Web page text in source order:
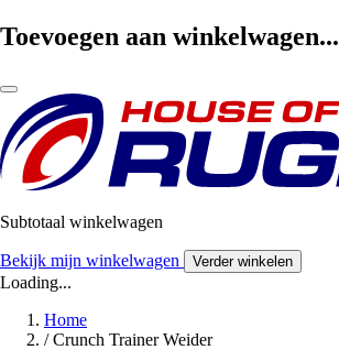
Toevoegen aan winkelwagen...
Subtotaal winkelwagen
Bekijk mijn winkelwagen Verder winkelen
Loading...
Home
/ Crunch Trainer Weider